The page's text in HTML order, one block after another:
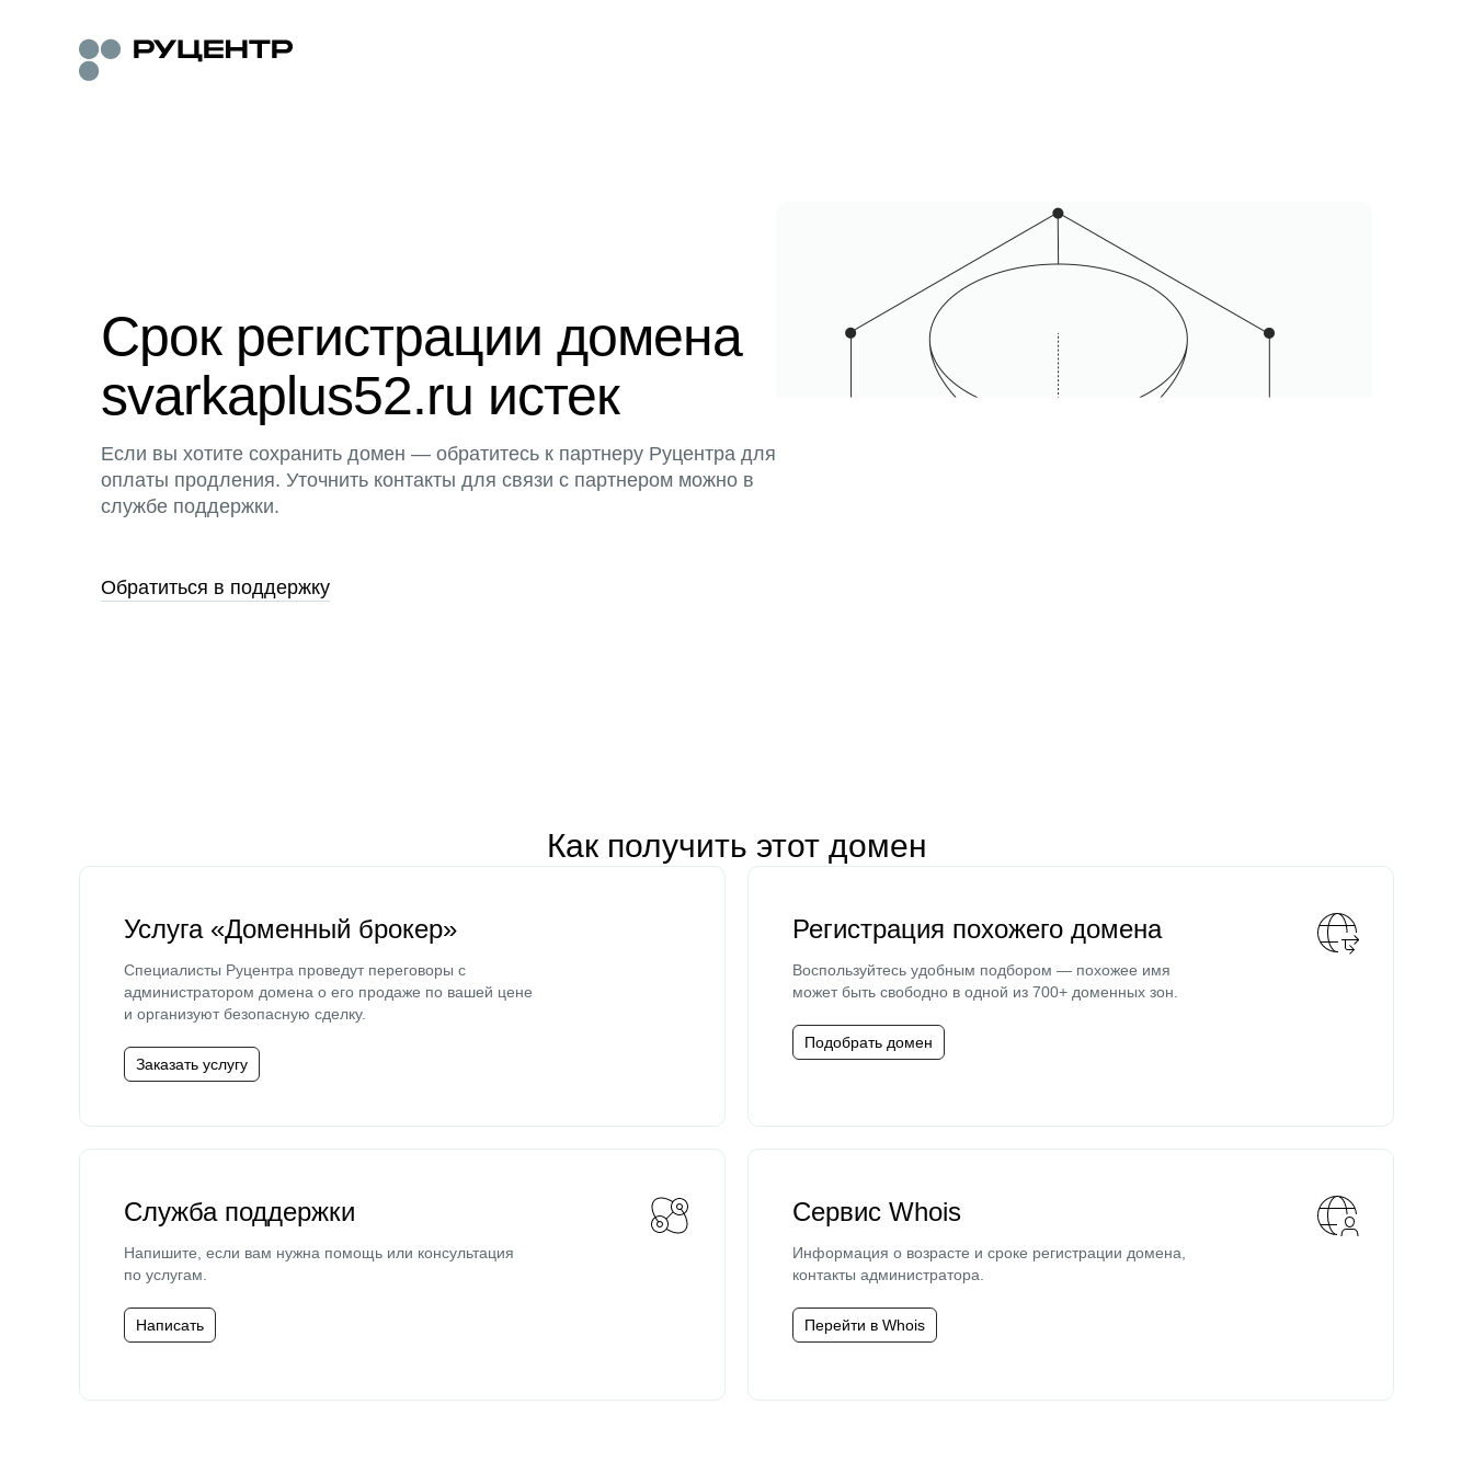
Срок регистрации домена
svarkaplus52.ru истек
Если вы хотите сохранить домен — обратитесь к партнеру Руцентра для
оплаты продления. Уточнить контакты для связи с партнером можно в
службе поддержки.
Обратиться в поддержку
Как получить этот домен
Услуга «Доменный брокер»
Специалисты Руцентра проведут переговоры с
администратором домена о его продаже по вашей цене
и организуют безопасную сделку.
Заказать услугу
Регистрация похожего домена
Воспользуйтесь удобным подбором — похожее имя
может быть свободно в одной из 700+ доменных зон.
Подобрать домен
Служба поддержки
Напишите, если вам нужна помощь или консультация
по услугам.
Написать
Сервис Whois
Информация о возрасте и сроке регистрации домена,
контакты администратора.
Перейти в Whois